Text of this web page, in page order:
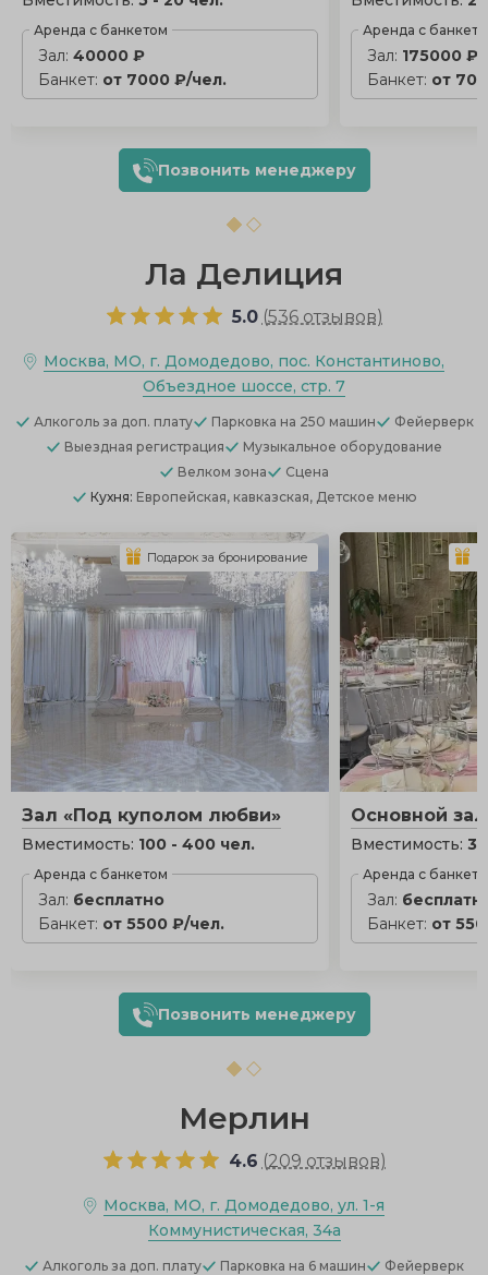
Аренда с банкетом
Зал: 40000 ₽
Банкет: от 7000 ₽/чел.
Аренда с
Зал: 175000 ₽
Банкет: от
Позвонить менеджеру
Ла Делиция
5.0 (536 отзывов)
Москва, МО, г. Домодедово, пос. Константиново,
Объездное шоссе, стр. 7
Алкоголь за доп. плату Парковка на 250 машин
Фейерверк
Выездная регистрация
Музыкальное оборудование
Велком зона
Сцена
Кухня: Европейская, кавказская, Детское меню
Зал «Под куполом любви»
Вместимость: 100 - 400 чел.
Аренда с банкетом
Зал: бесплатно
Банкет: от 5500 ₽/чел.
Подарок за бронирование
Основной
Вместимость:
Аренда с
Зал:
Банкет: от
Позвонить менеджеру
Мерлин
4.6 (209 отзывов)
Москва, МО, г. Домодедово, ул. 1-я
Коммунистическая, 34а
Алкоголь за доп. плату Парковка на 6 машин
Фейерверк